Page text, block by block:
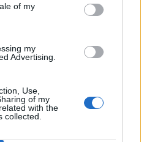
of my
my
Advertising.
Use,
of my
with the
collected.Liga
mindig akadnak